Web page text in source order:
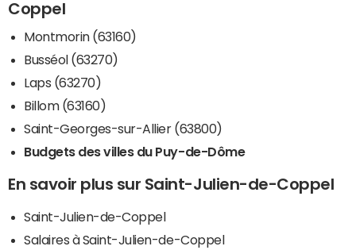
Coppel
Montmorin (63160)
Busséol (63270)
Laps (63270)
Billom (63160)
Saint-Georges-sur-Allier (63800)
Budgets des villes du Puy-de-Dôme
En savoir plus sur Saint-Julien-de-Coppel
Saint-Julien-de-Coppel
Salaires à Saint-Julien-de-Coppel